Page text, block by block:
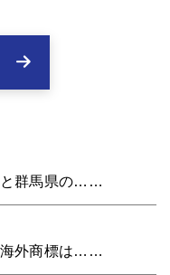
と群馬県の……
海外商標は……